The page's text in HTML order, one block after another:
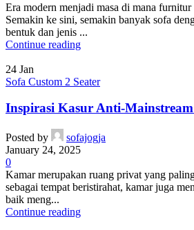
Era modern menjadi masa di mana furnitur
Semakin ke sini, semakin banyak sofa
bentuk dan jenis ...
Continue reading
24 Jan
Sofa Custom 2 Seater
Inspirasi Kasur Anti-
Posted by
sofajogja
January 24, 2025
0
Kamar merupakan ruang privat yang
sebagai tempat beristirahat, kamar juga
baik meng...
Continue reading